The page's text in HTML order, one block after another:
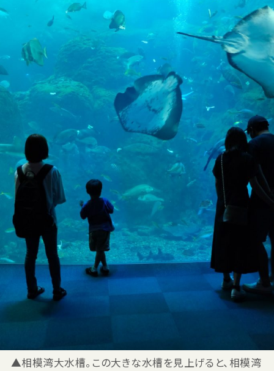
▲相模湾大水槽。この大きな水槽を見上げると、相模湾